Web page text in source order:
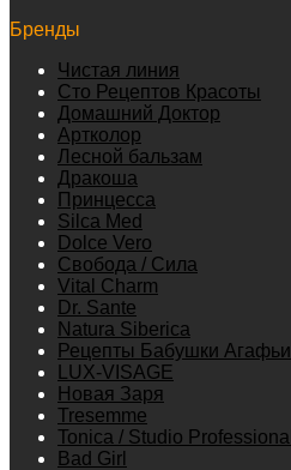
Бренды
Чистая линия
Сто Рецептов Красоты
Домашний Доктор
Артколор
Лесной бальзам
Дракоша
Принцесса
Silca Med
Dolce Vero
Свобода / Сила
Vital Charm
Dr. Sante
Natura Siberica
Рецепты Бабушки Агафьи
LUX-VISAGE
Новая Заря
Tresemme
Tonica / Studio Professional
Bad Girl